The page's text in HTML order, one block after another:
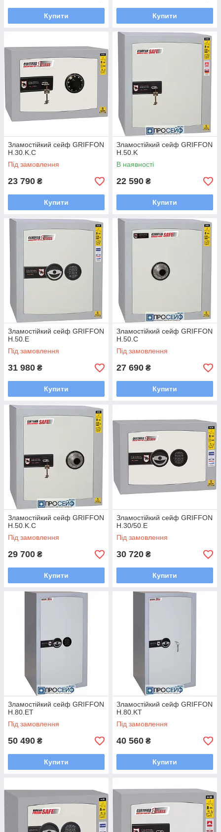
Купити Купити
Зламостійкий сейф GRIFFON
H.30.K.C
Під замовлення
23 790 ₴
Купити
Зламостійкий сейф GRIFFON
H.50.K
В наявності
22 590 ₴
Купити
Зламостійкий сейф GRIFFON
H.50.E
Під замовлення
31 980 ₴
Купити
Зламостійкий сейф GRIFFON
H.50.C
Під замовлення
27 690 ₴
Купити
Зламостійкий сейф GRIFFON
H.50.K.C
Під замовлення
29 700 ₴
Купити
Зламостійкий сейф GRIFFON
H.30/50.E
Під замовлення
30 720 ₴
Купити
Зламостійкий сейф GRIFFON
H.80.ET
Під замовлення
50 490 ₴
Купити
Зламостійкий сейф GRIFFON
H.80.KT
Під замовлення
40 560 ₴
Купити